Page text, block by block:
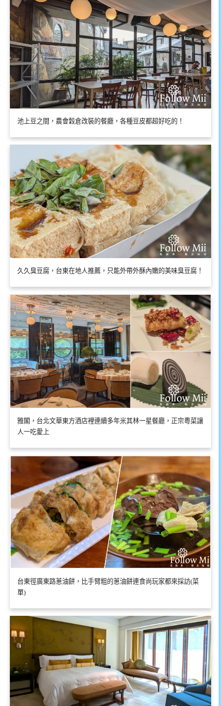
池上豆之間，農會穀倉改裝的餐廳，各種豆皮都超好吃的！
久久臭豆腐，台東在地人推薦，只能外帶外酥內嫩的美味臭豆腐！
雅閣，台北文華東方酒店裡連續多年米其林一星餐廳，正宗粵菜讓
人一吃愛上
台東徑廣東路蔥油餅，比手臂粗的蔥油餅連食尚玩家都來採訪(菜
單)